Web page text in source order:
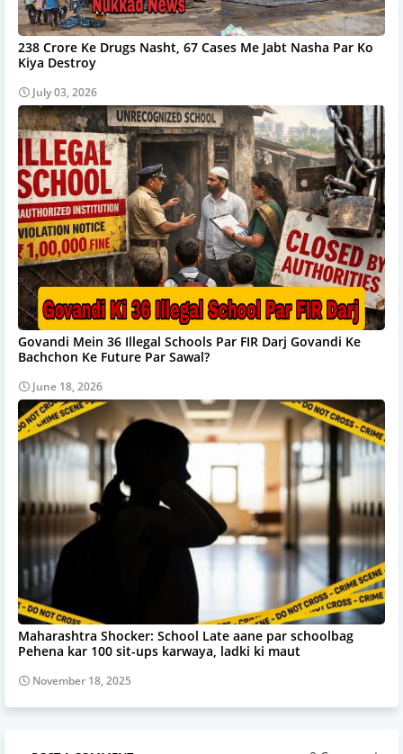
238 Crore Ke Drugs Nasht, 67 Cases Me Jabt Nasha Par Ko
Kiya Destroy
July 03, 2026
Govandi Mein 36 Illegal Schools Par FIR Darj Govandi Ke
Bachchon Ke Future Par Sawal?
June 18, 2026
Maharashtra Shocker: School Late aane par schoolbag
Pehena kar 100 sit-ups karwaya, ladki ki maut
November 18, 2025